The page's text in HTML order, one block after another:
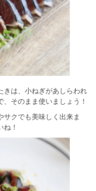
きは、小ねぎがあしらわれ
そのまま使いましょう！
サクでも美味しく出来ま
！